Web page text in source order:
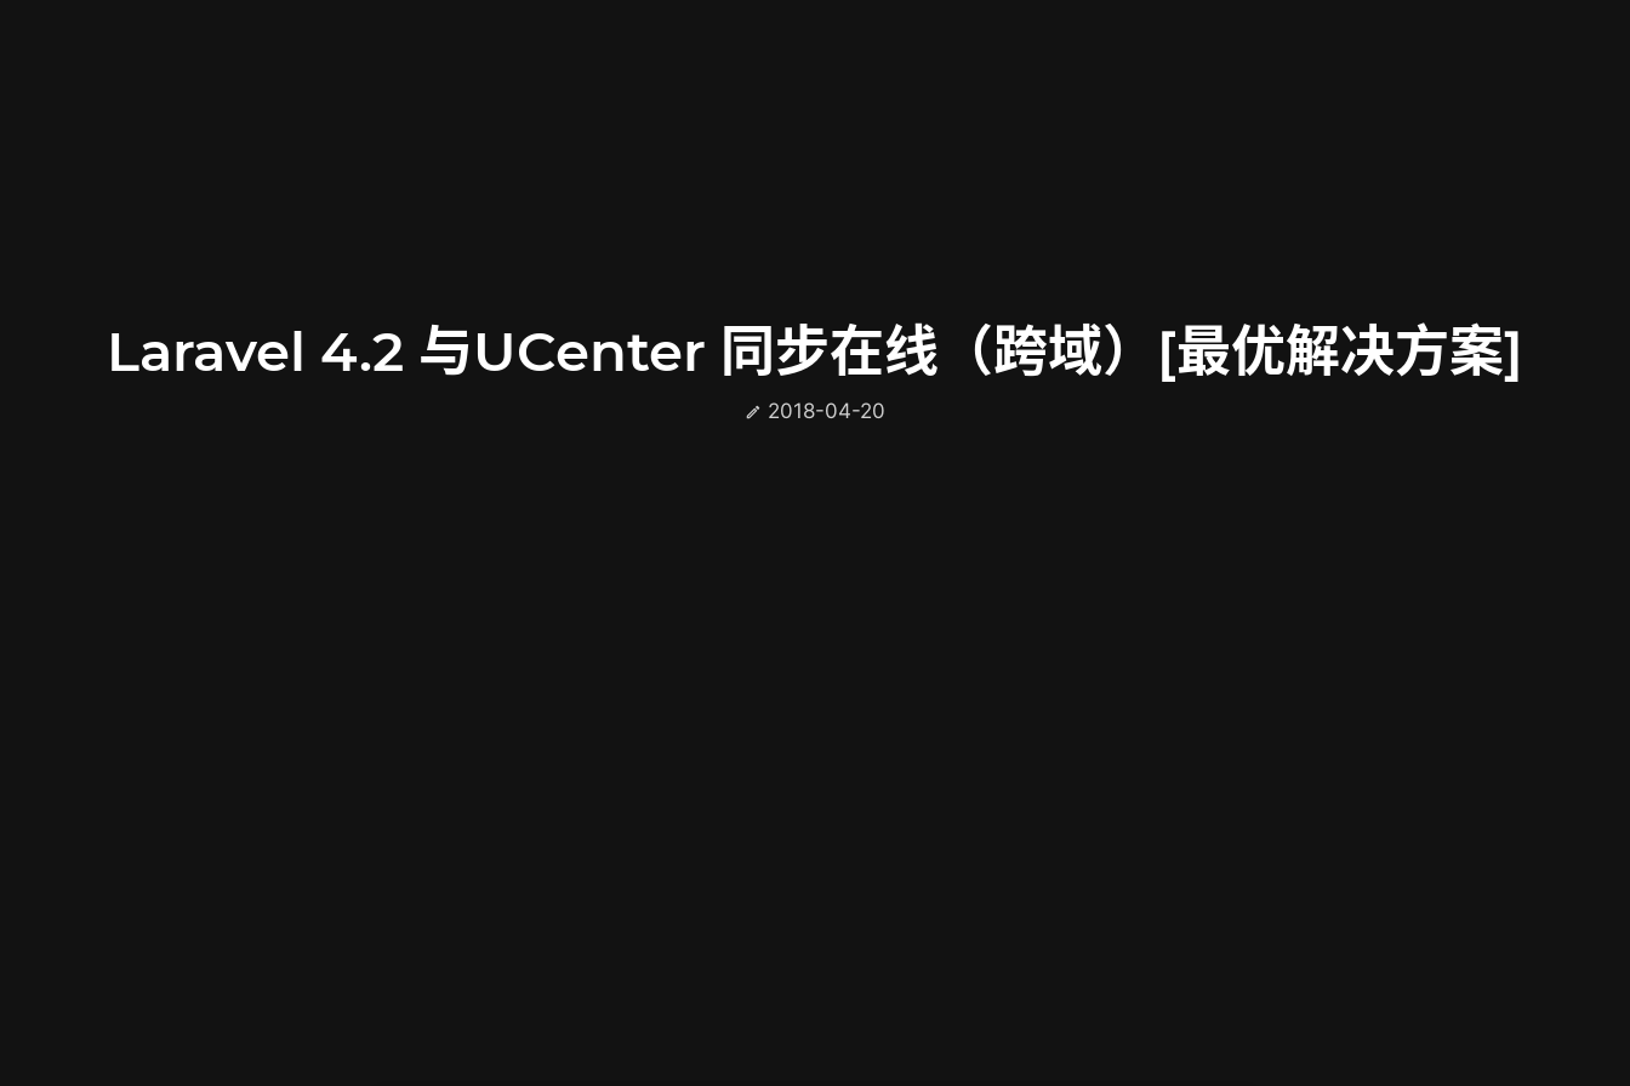
Laravel 4.2 与UCenter 同步在线（跨域）[最优解决方案]
 2018-04-20